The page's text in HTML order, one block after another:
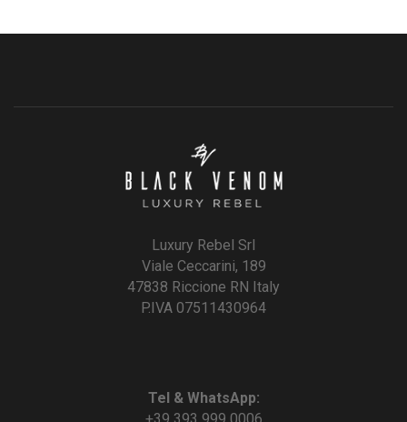
Luxury Rebel Srl
Viale Ceccarini, 189
47838 Riccione RN Italy
P.IVA 07511430964
Tel & WhatsApp: